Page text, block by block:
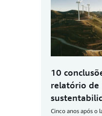
10
relatório de
Cinco anos após o